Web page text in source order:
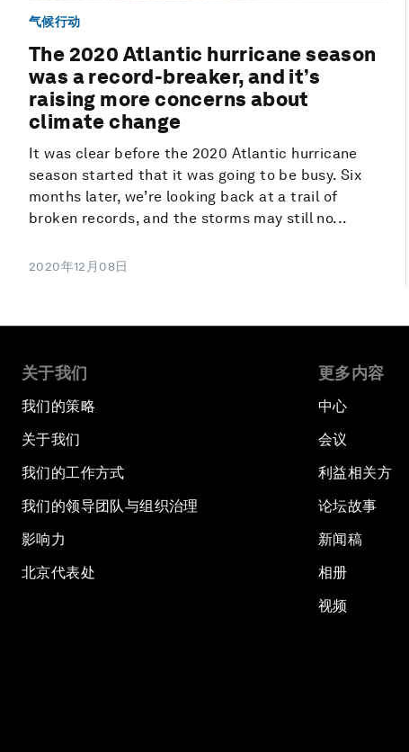
气候行动
The 2020 Atlantic hurricane season
was a record-breaker, and it’s
raising more concerns about
climate change
It was clear before the 2020 Atlantic hurricane
season started that it was going to be busy. Six
months later, we’re looking back at a trail of
broken records, and the storms may still no...
2020年12月08日
关于我们
我们的策略
关于我们
我们的工作方式
我们的领导团队与组织治理
影响力
北京代表处
更多内容
中心
会议
利益相关方
论坛故事
新闻稿
相册
视频